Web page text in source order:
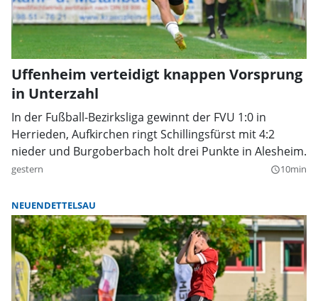
Uffenheim verteidigt knappen Vorsprung
in Unterzahl
In der Fußball-Bezirksliga gewinnt der FVU 1:0 in
Herrieden, Aufkirchen ringt Schillingsfürst mit 4:2
nieder und Burgoberbach holt drei Punkte in Alesheim.
gestern query_builder10min
NEUENDETTELSAU